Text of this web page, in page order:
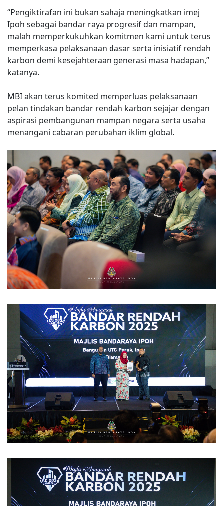
“Pengiktirafan ini bukan sahaja meningkatkan imej
Ipoh sebagai bandar raya progresif dan mampan,
malah memperkukuhkan komitmen kami untuk terus
memperkasa pelaksanaan dasar serta inisiatif rendah
karbon demi kesejahteraan generasi masa hadapan,”
katanya.
MBI akan terus komited memperluas pelaksanaan
pelan tindakan bandar rendah karbon sejajar dengan
aspirasi pembangunan mampan negara serta usaha
menangani cabaran perubahan iklim global.